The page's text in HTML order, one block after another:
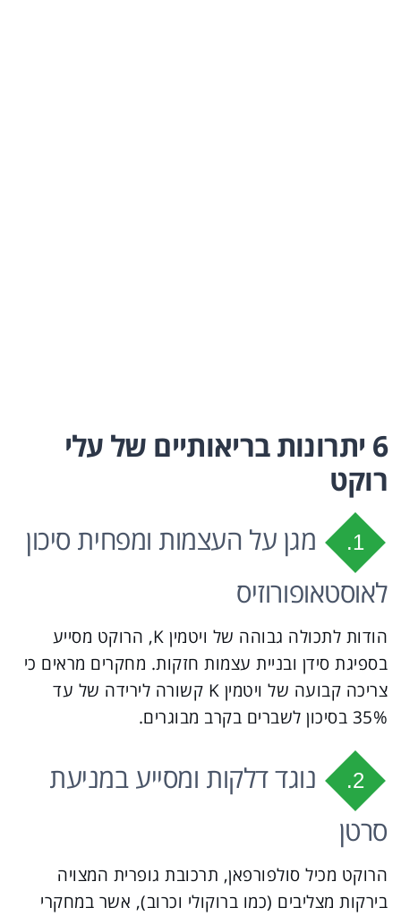
6 יתרונות בריאותיים של עלי
רוקט
1.
מגן על העצמות ומפחית סיכון
לאוסטאופורוזיס
הודות לתכולה גבוהה של ויטמין K, הרוקט מסייע
בספיגת סידן ובניית עצמות חזקות. מחקרים מראים כי
צריכה קבועה של ויטמין K קשורה לירידה של עד
35% בסיכון לשברים בקרב מבוגרים.
2.
נוגד דלקות ומסייע במניעת
סרטן
הרוקט מכיל סולפורפאן, תרכובת גופרית המצויה
בירקות מצליבים (כמו ברוקולי וכרוב), אשר במחקרי